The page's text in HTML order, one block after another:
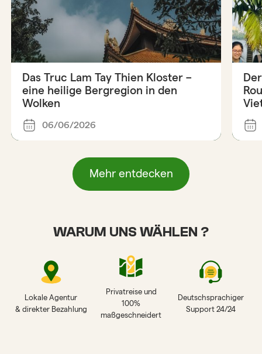
Das Truc Lam Tay Thien Kloster –
eine heilige Bergregion in den
Wolken
06/06/2026
Mehr entdecken
WARUM UNS WÄHLEN ?
Lokale Agentur
& direkter Bezahlung
Privatreise und
100%
maßgeschneidert
Deutschsprachiger
Support 24/24